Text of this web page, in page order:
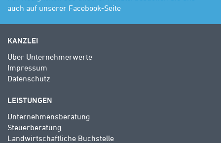
auch auf unserer Facebook-Seite
KANZLEI
Über Unternehmerwerte
Impressum
Datenschutz
LEISTUNGEN
Unternehmensberatung
Steuerberatung
Landwirtschaftliche Buchstelle